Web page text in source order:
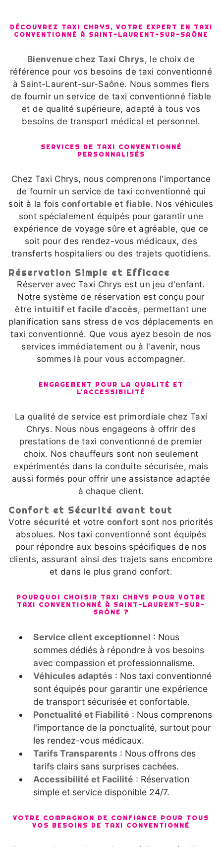
DÉCOUVREZ TAXI CHRYS, VOTRE EXPERT EN TAXI
CONVENTIONNÉ À SAINT-LAURENT-SUR-SAÔNE
Bienvenue chez Taxi Chrys, le choix de
référence pour vos besoins de taxi conventionné
à Saint-Laurent-sur-Saône. Nous sommes fiers
de fournir un service de taxi conventionné fiable
et de qualité supérieure, adapté à tous vos
besoins de transport médical et personnel.
SERVICES DE TAXI CONVENTIONNÉ
PERSONNALISÉS
Chez Taxi Chrys, nous comprenons l'importance
de fournir un service de taxi conventionné qui
soit à la foisconfortable et fiable. Nos véhicules
sont spécialement équipés pour garantir une
expérience de voyage sûre et agréable, que ce
soit pour des rendez-vous médicaux, des
transferts hospitaliers ou des trajets quotidiens.
Réservation Simple et Efficace
Réserver avec Taxi Chrys est un jeu d'enfant.
Notre système de réservation est conçu pour
être intuitifetfacile d'accès, permettant une
planification sans stress de vos déplacements en
taxi conventionné. Que vous ayez besoin de nos
services immédiatement ou à l'avenir, nous
sommes là pour vous accompagner.
ENGAGEMENT POUR LA QUALITÉ ET
L'ACCESSIBILITÉ
La qualité de service est primordiale chez Taxi
Chrys. Nous nous engageons à offrir des
prestations de taxi conventionné de premier
choix. Nos chauffeurs sont non seulement
expérimentés dans la conduite sécurisée, mais
aussi formés pour offrir une assistance adaptée
à chaque client.
Confort et Sécurité avant tout
Votre sécurité et votre confort sont nos priorités
absolues. Nos taxi conventionné sont équipés
pour répondre aux besoins spécifiques de nos
clients, assurant ainsi des trajets sans encombre
et dans le plus grand confort.
POURQUOI CHOISIR TAXI CHRYS POUR VOTRE
TAXI CONVENTIONNÉ À SAINT-LAURENT-SUR-
SAÔNE ?
Service client exceptionnel : Nous
sommes dédiés à répondre à vos besoins
avec compassion et professionnalisme.
Véhicules adaptés : Nos taxi conventionné
sont équipés pour garantir une expérience
de transport sécurisée et confortable.
Ponctualité et Fiabilité : Nous comprenons
l'importance de la ponctualité, surtout pour
les rendez-vous médicaux.
Tarifs Transparents : Nous offrons des
tarifs clairs sans surprises cachées.
Accessibilité et Facilité : Réservation
simple et service disponible 24/7.
VOTRE COMPAGNON DE CONFIANCE POUR TOUS
VOS BESOINS DE TAXI CONVENTIONNÉ